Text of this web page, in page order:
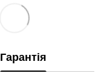
Гарантія